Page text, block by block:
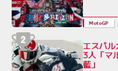
MotoGP
エスパ
3人「マ
藍」